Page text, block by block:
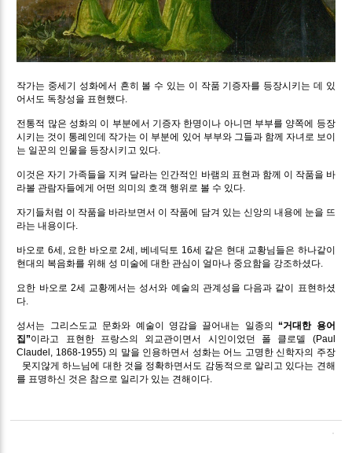
작가는 중세기 성화에서 흔히 볼 수 있는 이 작품 기증자를 등장시키는 데 있
어서도 독창성을 표현했다.
전통적 많은 성화의 이 부분에서 기증자 한명이나 아니면 부부를 양쪽에 등장
시키는 것이 통례인데 작가는 이 부분에 있어 부부와 그들과 함께 자녀로 보이
는 일꾼의 인물을 등장시키고 있다.
이것은 자기 가족들을 지켜 달라는 인간적인 바램의 표현과 함께 이 작품을 바
라볼 관람자들에게 어떤 의미의 호객 행위로 볼 수 있다.
자기들처럼 이 작품을 바라보면서 이 작품에 담겨 있는 신앙의 내용에 눈을 뜨
라는 내용이다.
바오로 6세, 요한 바오로 2세, 베네딕토 16세 같은 현대 교황님들은 하나같이
현대의 복음화를 위해 성 미술에 대한 관심이 얼마나 중요함을 강조하셨다.
요한 바오로 2세 교황께서는 성서와 예술의 관계성을 다음과 같이 표현하셨
다.
성서는 그리스도교 문화와 예술이 영감을 끌어내는 일종의 “거대한 용어
집”이라고 표현한 프랑스의 외교관이면서 시인이었던 폴 클로델 (Paul
Claudel, 1868-1955) 의 말을 인용하면서 성화는 어느 고명한 신학자의 주장
못지않게 하느님에 대한 것을 정확하면서도 감동적으로 알리고 있다는 견해
를 표명하신 것은 참으로 일리가 있는 견해이다.